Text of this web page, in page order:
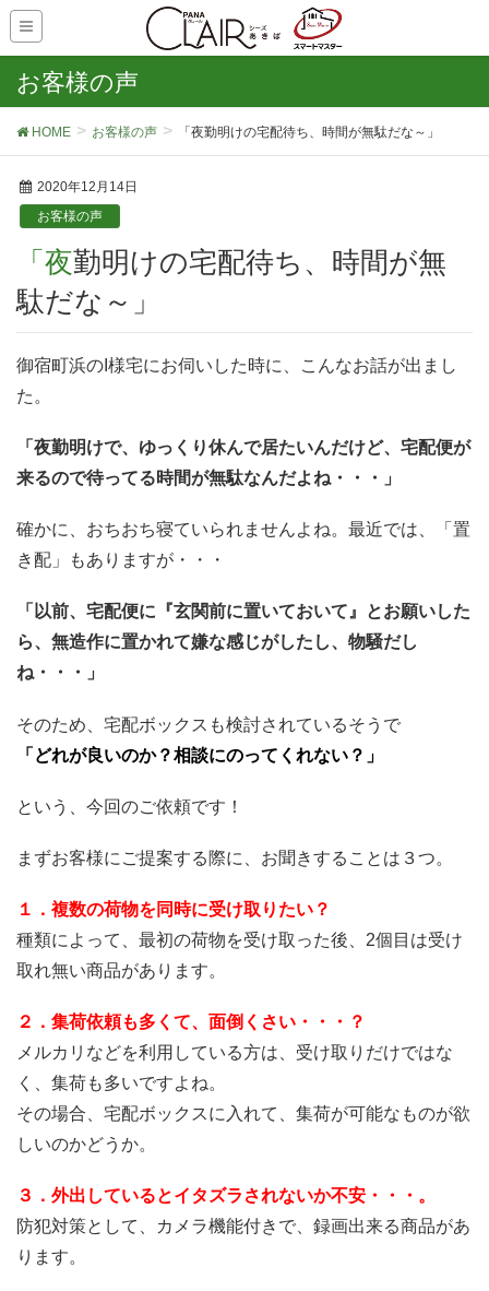
お客様の声
HOME お客様の声 「夜勤明けの宅配待ち、時間が無駄だな～」
2020年12月14日
お客様の声
「夜勤明けの宅配待ち、時間が無
駄だな～」
御宿町浜のI様宅にお伺いした時に、こんなお話が出まし
た。
「夜勤明けで、ゆっくり休んで居たいんだけど、宅配便が
来るので待ってる時間が無駄なんだよね・・・」
確かに、おちおち寝ていられませんよね。最近では、「置
き配」もありますが・・・
「以前、宅配便に『玄関前に置いておいて』とお願いした
ら、無造作に置かれて嫌な感じがしたし、物騒だし
ね・・・」
そのため、宅配ボックスも検討されているそうで
「どれが良いのか？相談にのってくれない？」
という、今回のご依頼です！
まずお客様にご提案する際に、お聞きすることは３つ。
１．複数の荷物を同時に受け取りたい？
種類によって、最初の荷物を受け取った後、2個目は受け
取れ無い商品があります。
２．集荷依頼も多くて、面倒くさい・・・？
メルカリなどを利用している方は、受け取りだけではな
く、集荷も多いですよね。
その場合、宅配ボックスに入れて、集荷が可能なものが欲
しいのかどうか。
３．外出しているとイタズラされないか不安・・・。
防犯対策として、カメラ機能付きで、録画出来る商品があ
ります。